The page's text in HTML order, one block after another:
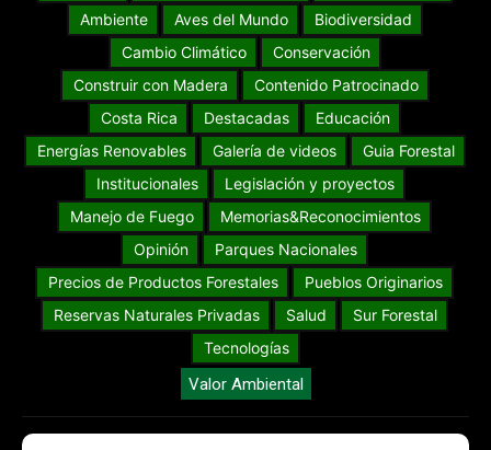
Ambiente
Aves del Mundo
Biodiversidad
Cambio Climático
Conservación
Construir con Madera
Contenido Patrocinado
Costa Rica
Destacadas
Educación
Energías Renovables
Galería de videos
Guia Forestal
Institucionales
Legislación y proyectos
Manejo de Fuego
Memorias&Reconocimientos
Opinión
Parques Nacionales
Precios de Productos Forestales
Pueblos Originarios
Reservas Naturales Privadas
Salud
Sur Forestal
Tecnologías
Valor Ambiental